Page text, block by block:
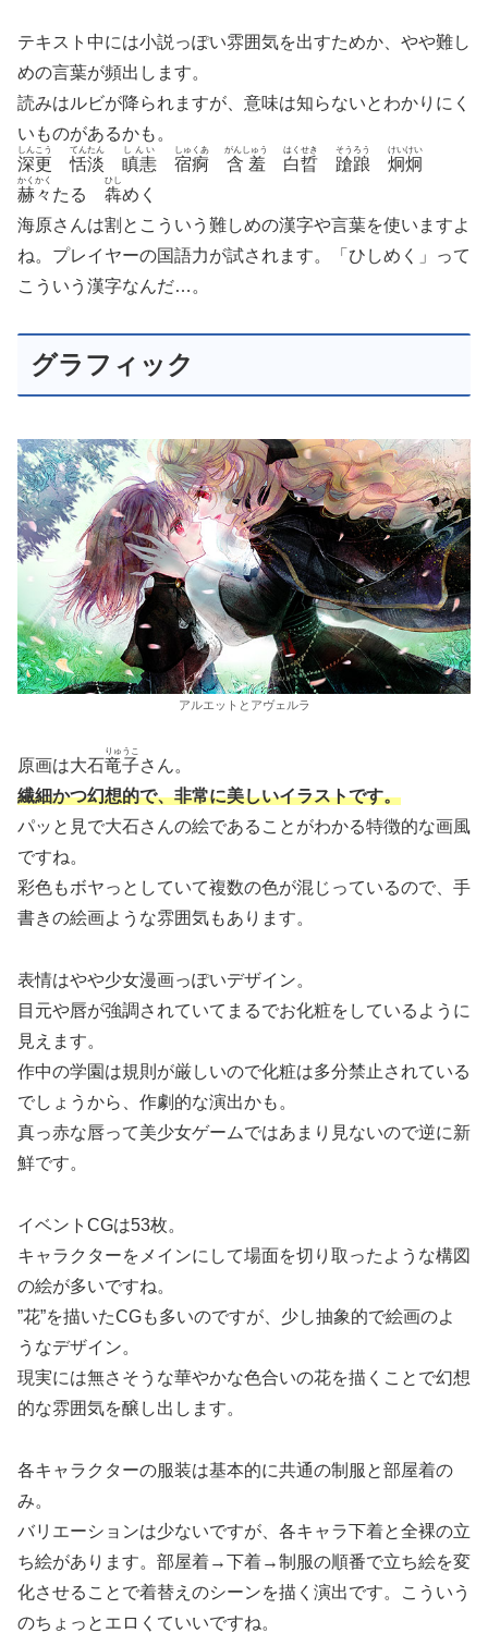
テキスト中には小説っぽい雰囲気を出すためか、やや難し
めの言葉が頻出します。
読みはルビが降られますが、意味は知らないとわかりにく
いものがあるかも。
深更
しんこう
恬淡
てんたん
瞋恚
しんい
宿痾
しゅくあ
含羞
がんしゅう
白晢
はくせき
蹌踉
そうろう
炯炯
けいけい
赫々
かくかく
たる 犇
ひし
めく
海原さんは割とこういう難しめの漢字や言葉を使いますよ
ね。プレイヤーの国語力が試されます。「ひしめく」って
こういう漢字なんだ…。
グラフィック
アルエットとアヴェルラ
原画は大石竜子
りゅうこ
さん。
繊細かつ幻想的で、非常に美しいイラストです。
パッと見で大石さんの絵であることがわかる特徴的な画風
ですね。
彩色もボヤっとしていて複数の色が混じっているので、手
書きの絵画ような雰囲気もあります。
表情はやや少女漫画っぽいデザイン。
目元や唇が強調されていてまるでお化粧をしているように
見えます。
作中の学園は規則が厳しいので化粧は多分禁止されている
でしょうから、作劇的な演出かも。
真っ赤な唇って美少女ゲームではあまり見ないので逆に新
鮮です。
イベントCGは53枚。
キャラクターをメインにして場面を切り取ったような構図
の絵が多いですね。
”花”を描いたCGも多いのですが、少し抽象的で絵画のよ
うなデザイン。
現実には無さそうな華やかな色合いの花を描くことで幻想
的な雰囲気を醸し出します。
各キャラクターの服装は基本的に共通の制服と部屋着の
み。
バリエーションは少ないですが、各キャラ下着と全裸の立
ち絵があります。部屋着→下着→制服の順番で立ち絵を変
化させることで着替えのシーンを描く演出です。こういう
のちょっとエロくていいですね。